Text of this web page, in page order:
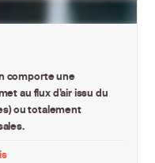
comporte une
au flux d’air issu du
ou totalement